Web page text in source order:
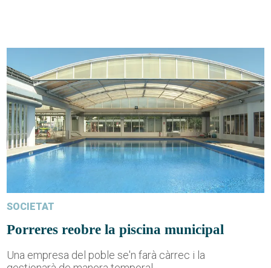
SOCIETAT
Porreres reobre la piscina municipal
Una empresa del poble se'n farà càrrec i la